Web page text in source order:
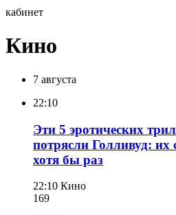
кабинет
Кино
7 августа
22:10
Эти 5 эротических
потрясли Голливуд: их
хотя бы раз
22:10 Кино
169